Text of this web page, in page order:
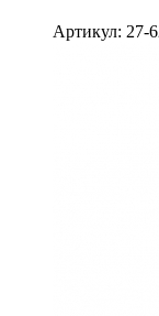
Артикул: 27-